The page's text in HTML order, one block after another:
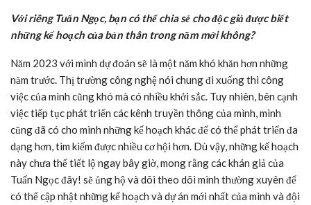
Với riêng Tuấn Ngọc, bạn có thể chia sẻ cho độc giả được biết
những kế hoạch của bản thân trong năm mới không?
Năm 2023 với mình dự đoán sẽ là một năm khó khăn hơn những
năm trước. Thị trường công nghệ nói chung đi xuống thì công
việc của mình cũng khó mà có nhiều khởi sắc. Tuy nhiên, bên cạnh
việc tiếp tục phát triển các kênh truyền thông của mình, mình
cũng đã có cho mình những kế hoạch khác để có thể phát triển đa
dạng hơn, tìm kiếm được nhiều cơ hội hơn. Dù vậy, những kế hoạch
này chưa thể tiết lộ ngay bây giờ, mong rằng các khán giả của
Tuấn Ngọc đây! sẽ ủng hộ và dõi theo dõi mình thường xuyên để
có thể cập nhật những kế hoạch và dự án mới nhất của mình và đội